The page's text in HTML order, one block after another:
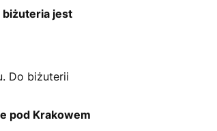
biżuteria jest
Do biżuterii
pod Krakowem